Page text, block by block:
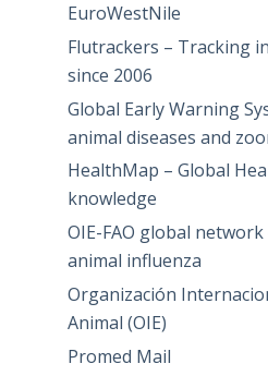
EuroWestNile
Flutrackers – Tracking
since 2006
Global Early Warning
animal diseases and
HealthMap – Global
knowledge
OIE-FAO global
animal influenza
Organización
Animal (OIE)
Promed Mail